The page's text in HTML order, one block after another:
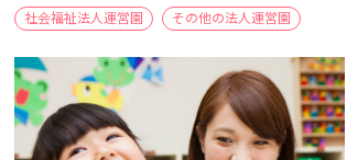
社会福祉法人運営園 その他の法人運営園